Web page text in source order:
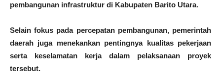
pembangunan infrastruktur di Kabupaten Barito Utara.
Selain fokus pada percepatan pembangunan, pemerintah
daerah juga menekankan pentingnya kualitas pekerjaan
serta keselamatan kerja dalam pelaksanaan proyek
tersebut.